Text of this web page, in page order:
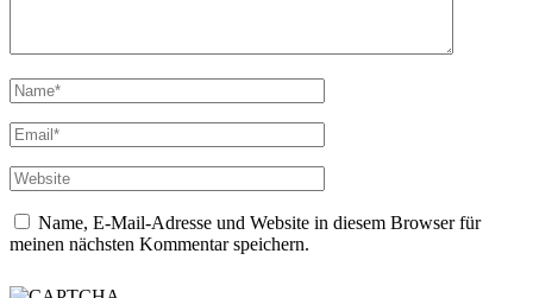
Name, E-Mail-Adresse und Website in diesem Browser für
meinen nächsten Kommentar speichern.